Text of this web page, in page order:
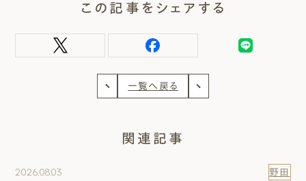
この記事をシェアする
一覧へ戻る
関連記事
2026.08.03 野田